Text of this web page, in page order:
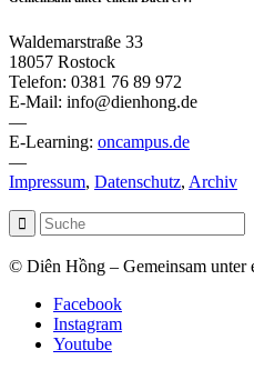
Waldemarstraße 33
18057 Rostock
Telefon: 0381 76 89 972
E-Mail: info@dienhong.de
—
E-Learning: oncampus.de
—
Impressum, Datenschutz, Archiv
© Diên Hồng – Gemeinsam unter
Facebook
Instagram
Youtube